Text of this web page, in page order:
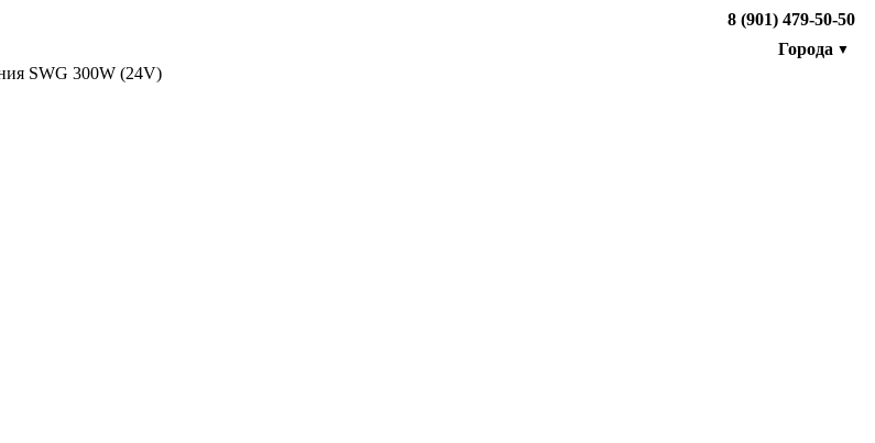
8 (901) 479-50-50
Города ▼
SWG 300W (24V)